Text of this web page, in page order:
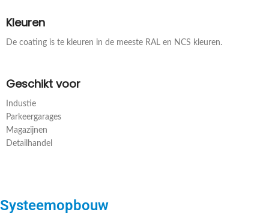
Kleuren
De coating is te kleuren in de meeste RAL en NCS kleuren.
Geschikt voor
Industie
Parkeergarages
Magazijnen
Detailhandel
Systeemopbouw